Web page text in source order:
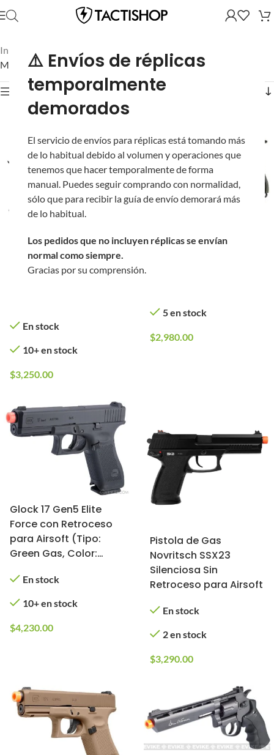
⚠️ Envíos de réplicas
temporalmente
demorados
El servicio de envíos para réplicas está tomando más
de lo habitual debido al volumen y operaciones que
tenemos que hacer temporalmente de forma
manual. Puedes seguir comprando con normalidad,
sólo que para recibir la guía de envío demorará más
de lo habitual.
Los pedidos que no incluyen réplicas se envían
normal como siempre.
Gracias por su comprensión.
Inicio Réplicas Réplicas de Gas (GBB/NBB)
Mostrando 61–105 de 105 resultados
Mostrar filtros
Pistola Novritsch SSP2
Gen2 “Caballo de
En stock
10+ en stock
$3,250.00
para Airsoft
5 en stock
$2,980.00
Glock 17 Gen5 Elite
Force con Retroceso
para Airsoft (Tipo:
Green Gas, Color:
En stock
10+ en stock
$4,230.00
Pistola de Gas
Novritsch SSX23
Silenciosa Sin
Retroceso para Airsoft
En stock
2 en stock
$3,290.00